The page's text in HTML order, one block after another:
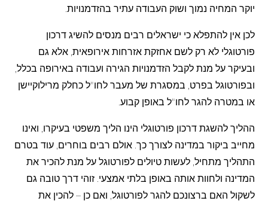
יוקר המחיה נמוך ושוק העבודה עתיר בהזדמנויות.
לכן אין להתפלא כי ישראלים רבים מנסים להשיג דרכון
פורטוגלי לא רק לשם אחזקת אזרחות אירופאית, אלא גם
ובעיקר על מנת לקבל הזדמנויות הגירה ועבודה באירופה בכלל,
ובפורטוגל בפרט, במסגרת של מעבר לחו"ל כחלק מרילוקיישן
או במטרה להגר לחו"ל באופן קבוע.
ההליך להשגת דרכון פורטוגלי הינו הליך משפטי בעיקרו, ואינו
מחייב ביקור במדינה לצורך כך. אולם רבים בוחרים, עוד בטרם
התהליך מתחיל, לעשות טיולים לפורטוגל על מנת להכיר את
המדינה ולחוות אותה באופן בלתי אמצעי. זוהי דרך טובה גם
לשקול האם ברצונכם להגר לפורטוגל, ואם כן – להכין את